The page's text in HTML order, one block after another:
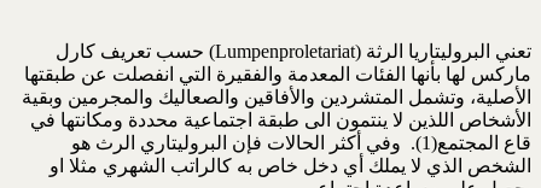
تعني البروليتاريا الرثة (Lumpenproletariat) حسب تعريف كارل
ماركس لها بأنها الفئات المعدمة والفقيرة التي انفصلت عن طبقتها
الأصلية، وتشمل المتشردين والأفاقين والصعاليك والمجرمين وبقية
الأشخاص اللذين لا ينتمون الى طبقة اجتماعية محددة ومكانتها في
قاع المجتمع(1). وفي أكثر الحالات فإن البروليتاري الرث هو
الشخص الذي لا يملك أي دخل خاص به كالراتب الشهري مثلا او